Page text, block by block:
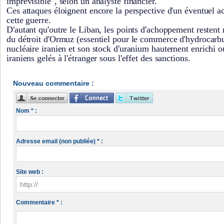
Ces attaques éloignent encore la perspective d'un éventuel
cette guerre.
D'autant qu'outre le Liban, les points d'achoppement
du détroit d'Ormuz (essentiel pour le commerce
nucléaire iranien et son stock d'uranium hautement enrichi
iraniens gelés à l'étranger sous l'effet des sanctions.
Nouveau commentaire :
Nom * :
Adresse email (non publiée) * :
Site web :
Commentaire * :